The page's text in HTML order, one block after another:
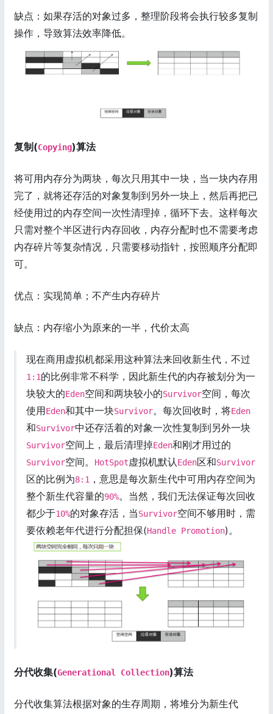
缺点：如果存活的对象过多，整理阶段将会执行较多复制
操作，导致算法效率降低。
复制(Copying)算法
将可用内存分为两块，每次只用其中一块，当一块内存用
完了，就将还存活的对象复制到另外一块上，然后再把已
经使用过的内存空间一次性清理掉，循环下去。这样每次
只需对整个半区进行内存回收，内存分配时也不需要考虑
内存碎片等复杂情况，只需要移动指针，按照顺序分配即
可。
优点：实现简单；不产生内存碎片
缺点：内存缩小为原来的一半，代价太高
现在商用虚拟机都采用这种算法来回收新生代，不过
1:1的比例非常不科学，因此新生代的内存被划分为一
块较大的Eden空间和两块较小的Survivor空间，每次
使用Eden和其中一块Survivor。每次回收时，将Eden
和Survivor中还存活着的对象一次性复制到另外一块
Survivor空间上，最后清理掉Eden和刚才用过的
Survivor空间。 HotSpot虚拟机默认Eden区和Survivor
区的比例为8:1 ，意思是每次新生代中可用内存空间为
整个新生代容量的90%。当然，我们无法保证每次回收
都少于10%的对象存活，当Survivor空间不够用时，需
要依赖老年代进行分配担保(Handle Promotion)。
分代收集(Generational Collection)算法
分代收集算法根据对象的生存周期，将堆分为新生代